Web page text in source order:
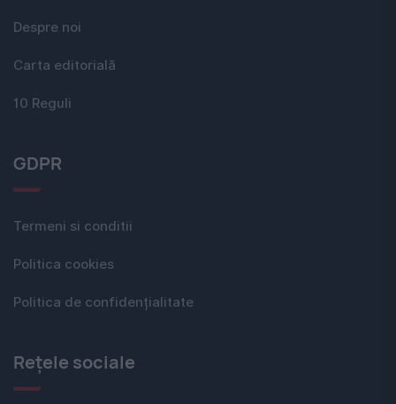
Despre noi
Carta editorială
10 Reguli
GDPR
Termeni si conditii
Politica cookies
Politica de confidențialitate
Rețele sociale